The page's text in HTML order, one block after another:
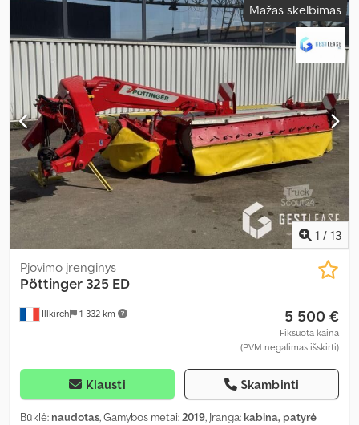
Mažas skelbimas
1 / 13
Illkirch 1 332 km
Pjovimo įrenginys
Pöttinger 325 ED
5 500 €
Fiksuota kaina
(PVM negalimas išskirti)
Klausti Skambinti
Būklė: naudotas, Gamybos metai:2019, Įranga: kabina, patyrė